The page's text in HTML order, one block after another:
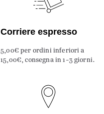
Corriere espresso
5,00€ per ordini inferiori a
15,00€, consegna in 1-3 giorni.